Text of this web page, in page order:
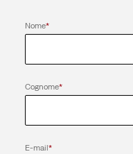
Nome*
Cognome*
E-mail*